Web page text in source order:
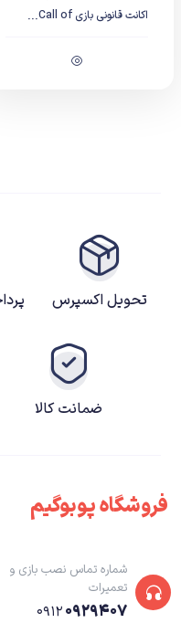
اکانت قانونی بازی Call of...
تحویل اکسپرس
ضمانت کالا
فروشگاه پوبوگیم
شماره تماس نصب بازی و
تعمیرات
۰۹۱۲۰۹۲۹۴۰۷